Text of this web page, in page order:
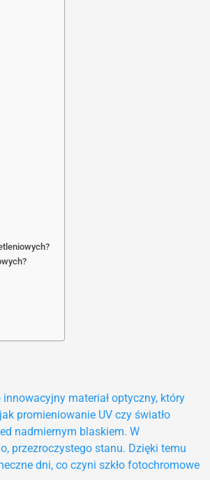
materiał optyczny, który
promieniowanie UV czy światło
nadmiernym blaskiem. W
przezroczystego stanu. Dzięki temu
dni, co czyni szkło fotochromowe